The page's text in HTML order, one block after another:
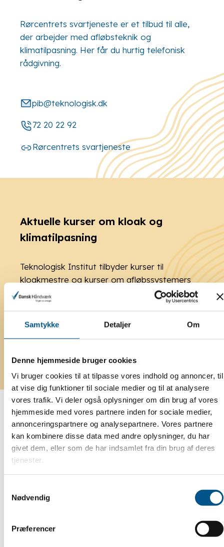
Samtykke Detaljer Om
Denne hjemmeside bruger cookies
Vi bruger cookies til at tilpasse vores indhold og annoncer, til
at vise dig funktioner til sociale medier og til at analysere
vores trafik. Vi deler også oplysninger om din brug af vores
hjemmeside med vores partnere inden for sociale medier,
annonceringspartnere og analysepartnere. Vores partnere
kan kombinere disse data med andre oplysninger, du har
givet dem, eller som de har indsamlet fra din brug af deres
tjenester.
Nødvendig
Præferencer
Rørcentrets svartjeneste er et tilbud til alle,
der arbejder med afløbsteknik og
klimatilpasning. Her får du hurtig telefonisk
rådgivning.
pib@teknologisk.dk
72 20 22 92
Rørcentrets svartjeneste
Aktuelle kurser om kloak og
klimatilpasning
Teknologisk Institut tilbyder kurser til
kloakmestre og kurser om afløbssystemers
opbygning og funktion. Husk at oplyse at du er
medlem af Dansk Håndværk, så du får 15%
rabat på kurserne.
Aktuelle kurser